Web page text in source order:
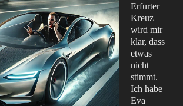
Erfurter
Kreuz
wird mir
klar, dass
etwas
nicht
stimmt.
Ich habe
Eva